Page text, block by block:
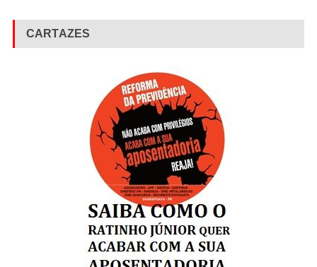
CARTAZES